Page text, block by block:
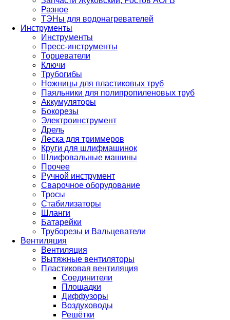
Разное
ТЭНы для водонагревателей
Инструменты
Инструменты
Пресс-инструменты
Торцеватели
Ключи
Трубогибы
Ножницы для пластиковых труб
Паяльники для полипропиленовых труб
Аккумуляторы
Бокорезы
Электроинструмент
Дрель
Леска для триммеров
Круги для шлифмашинок
Шлифовальные машины
Прочее
Ручной инструмент
Сварочное оборудование
Тросы
Стабилизаторы
Шланги
Батарейки
Труборезы и Вальцеватели
Вентиляция
Вентиляция
Вытяжные вентиляторы
Пластиковая вентиляция
Соединители
Площадки
Диффузоры
Воздуховоды
Решётки